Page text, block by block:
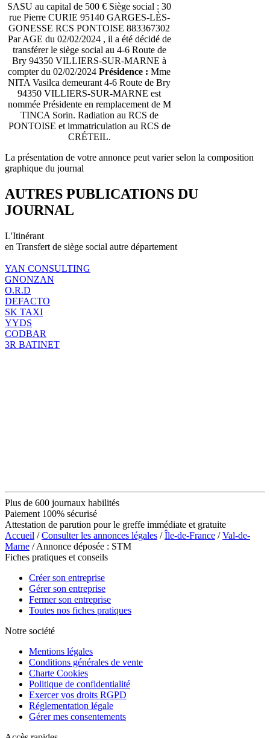
SASU au capital de 500 € Siège social : 30
rue Pierre CURIE 95140 GARGES-LÈS-
GONESSE RCS PONTOISE 883367302
Par AGE du 02/02/2024 , il a été décidé de
transférer le siège social au 4-6 Route de
Bry 94350 VILLIERS-SUR-MARNE à
compter du 02/02/2024 Présidence : Mme
NITA Vasilca demeurant 4-6 Route de Bry
94350 VILLIERS-SUR-MARNE est
nommée Présidente en remplacement de M
TINCA Sorin. Radiation au RCS de
PONTOISE et immatriculation au RCS de
CRÉTEIL.
La présentation de votre annonce peut varier selon la composition
graphique du journal
AUTRES PUBLICATIONS DU
JOURNAL
L'Itinérant
en Transfert de siège social autre département
YAN CONSULTING
GNONZAN
O.R.D
DEFACTO
SK TAXI
YYDS
CODBAR
3R BATINET
Plus de 600 journaux habilités
Paiement 100% sécurisé
Attestation de parution pour le greffe immédiate et gratuite
Accueil /Consulter les annonces légales /Île-de-France /Val-de-
Marne / Annonce déposée : STM
Fiches pratiques et conseils
Créer son entreprise
Gérer son entreprise
Fermer son entreprise
Toutes nos fiches pratiques
Notre société
Mentions légales
Conditions générales de vente
Charte Cookies
Politique de confidentialité
Exercer vos droits RGPD
Réglementation légale
Gérer mes consentements